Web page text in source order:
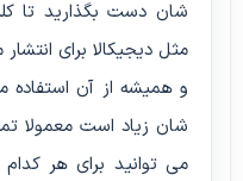
شان دست بگذارید تا
مثل دیجیکالا برای
و همیشه از آن
شان زیاد است معمولا
می توانید برای هر